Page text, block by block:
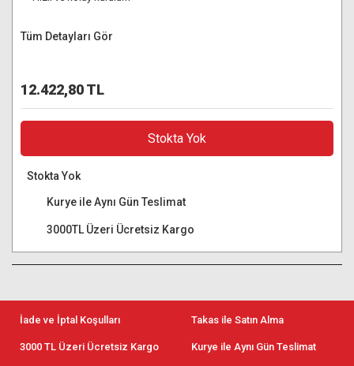
Tüm Detayları Gör
12.422,80 TL
Stokta Yok
Stokta Yok
Kurye ile Aynı Gün Teslimat
3000TL Üzeri Ücretsiz Kargo
İade ve İptal Koşulları Takas ile Satın Alma
3000 TL Üzeri Ücretsiz Kargo Kurye ile Aynı Gün Teslimat